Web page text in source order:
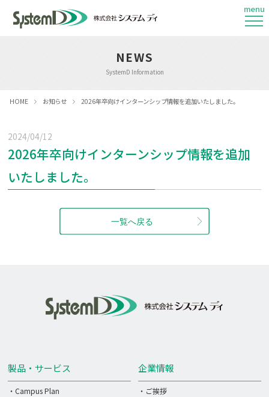
menu
NEWS
SystemD Information
HOME お知らせ 2026年卒向けインターンシップ情報を追加いたしました。
2024/04/12
2026年卒向けインターンシップ情報を追加
いたしました。
製品・サービス
・Campus Plan
企業情報
・ご挨拶